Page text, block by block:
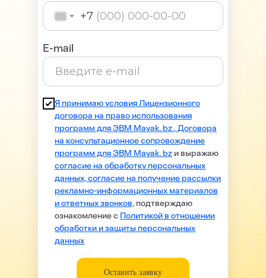
+7
E-mail
Я принимаю условия Лицензионного
договора на право использования
программ для ЭВМ Mayak. bz,Договора
на консультационное сопровождение
программ для ЭВМ Mayak. bz и выражаю
согласие на обработку персональных
данных, согласие на получение рассылки
рекламно-информационных материалов
и ответных звонков, подтверждаю
ознакомление с Политикой в отношении
обработки и защиты персональных
данных
Оставить заявку